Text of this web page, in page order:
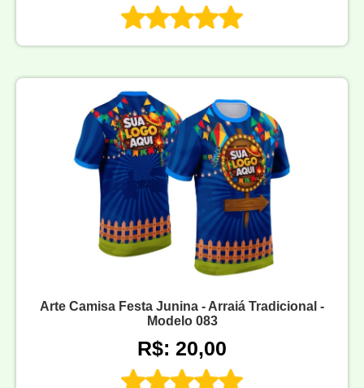
Arte Camisa Festa Junina - Arraiá Tradicional -
Modelo 083
R$: 20,00